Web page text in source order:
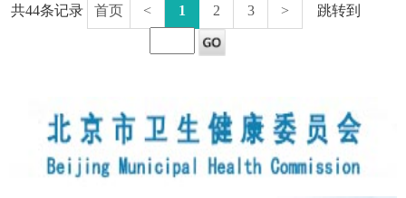
共44条记录 首页 < 1 2 3 > 跳转到